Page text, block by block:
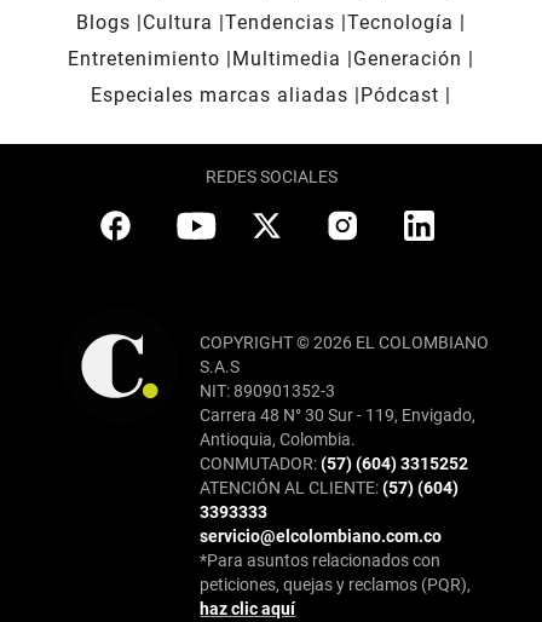
Blogs
Cultura Tendencias Tecnología
Entretenimiento
Multimedia
Generación
Especiales marcas aliadas
Pódcast
REDES SOCIALES
COPYRIGHT © 2026 EL COLOMBIANO
S.A.S
NIT: 890901352-3
Carrera 48 N° 30 Sur - 119, Envigado,
Antioquia, Colombia.
CONMUTADOR:(57) (604) 3315252
ATENCIÓN AL CLIENTE:(57) (604)
3393333
servicio@elcolombiano.com.co
*Para asuntos relacionados con
peticiones, quejas y reclamos (PQR),
haz clic aquí